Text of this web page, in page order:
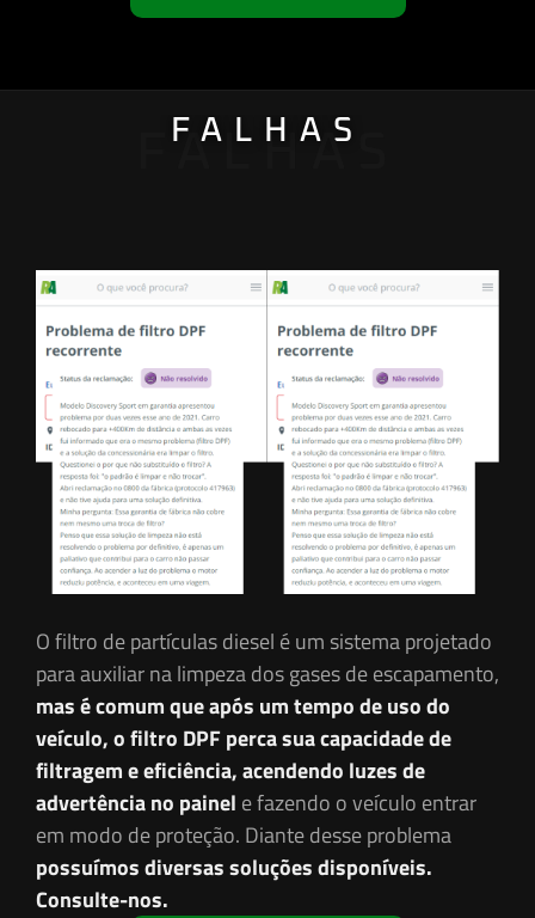
FALHAS
FALHAS
O filtro de partículas diesel é um sistema projetado
para auxiliar na limpeza dos gases de escapamento,
mas é comum que após um tempo de uso do
veículo, o filtro DPF perca sua capacidade de
filtragem e eficiência, acendendo luzes de
advertência no painel e fazendo o veículo entrar
em modo de proteção. Diante desse problema
possuímos diversas soluções disponíveis.
Consulte-nos.